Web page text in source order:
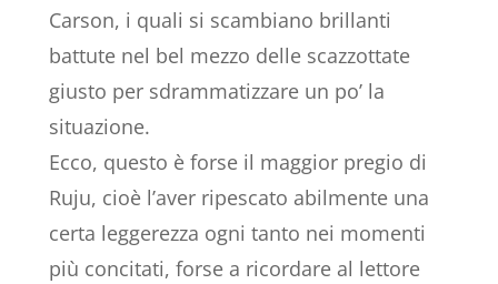
Carson, i quali si scambiano brillanti
battute nel bel mezzo delle scazzottate
giusto per sdrammatizzare un po’ la
situazione.
Ecco, questo è forse il maggior pregio di
Ruju, cioè l’aver ripescato abilmente una
certa leggerezza ogni tanto nei momenti
più concitati, forse a ricordare al lettore